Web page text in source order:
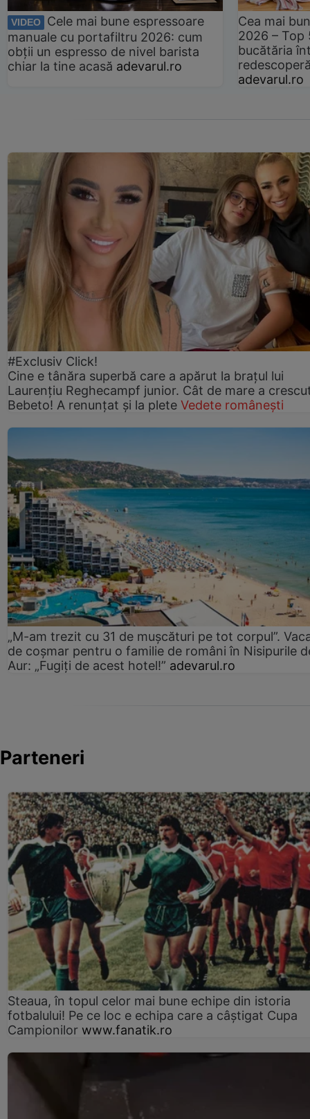
VIDEO
Cele mai bune espressoare
manuale cu portafiltru 2026: cum
obții un espresso de nivel barista
chiar la tine acasă adevarul.ro
Cea mai
2026 –
bucătăria
adevarul.ro
#Exclusiv Click!
Cine e tânăra superbă care a apărut la brațul lui
Laurențiu Reghecampf junior. Cât de mare a
Bebeto! A renunțat și la plete Vedete românești
„M-am trezit cu 31 de mușcături pe tot corpul”.
de coșmar pentru o familie de români în Nisipurile
Aur: „Fugiți de acest hotel!” adevarul.ro
Parteneri
Steaua, în topul celor mai bune echipe din istoria
fotbalului! Pe ce loc e echipa care a câştigat Cupa
Campionilor www.fanatik.ro